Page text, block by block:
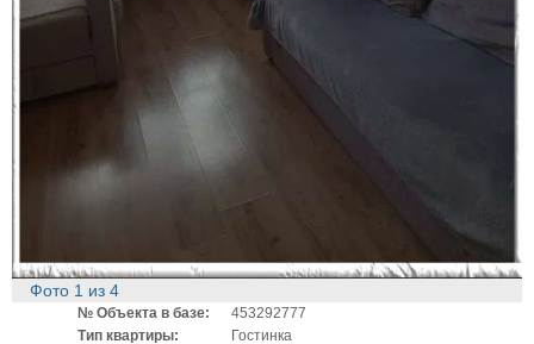
Фото 1 из 4
№ Объекта в базе:
453292777
Тип квартиры:
Гостинка